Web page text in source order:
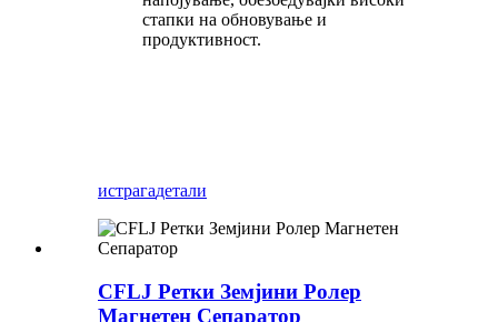
стапки на обновување и
продуктивност.
истрагадетали
CFLJ Ретки Земјини Ролер
Магнетен Сепаратор